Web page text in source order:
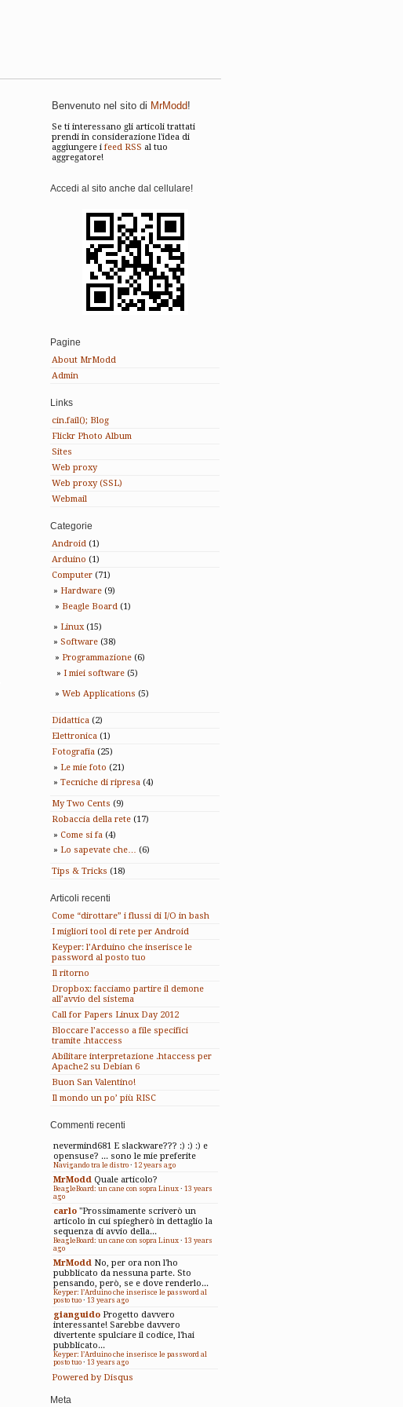
Benvenuto nel sito di MrModd!
Se ti interessano gli articoli trattati
prendi in considerazione l'idea di
aggiungere i feed RSS al tuo
aggregatore!
Accedi al sito anche dal cellulare!
Pagine
About MrModd
Admin
Links
cin.fail(); Blog
Flickr Photo Album
Sites
Web proxy
Web proxy (SSL)
Webmail
Categorie
Android (1)
Arduino (1)
Computer (71)
Hardware (9)
Beagle Board (1)
Linux(15)
Software (38)
Programmazione (6)
I miei software (5)
Web Applications (5)
Didattica (2)
Elettronica (1)
Fotografia (25)
Le mie foto (21)
Tecniche di ripresa (4)
My Two Cents (9)
Robaccia della rete (17)
Come si fa (4)
Lo sapevate che… (6)
Tips & Tricks (18)
Articoli recenti
Come “dirottare” i flussi di I/O in bash
I migliori tool di rete per Android
Keyper: l’Arduino che inserisce le
password al posto tuo
Il ritorno
Dropbox: facciamo partire il demone
all’avvio del sistema
Call for Papers Linux Day 2012
Bloccare l’accesso a file specifici
tramite .htaccess
Abilitare interpretazione .htaccess per
Apache2 su Debian 6
Buon San Valentino!
Il mondo un po’ più RISC
Commenti recenti
nevermind681 E slackware??? :) :) :) e
opensuse? ... sono le mie preferite
Navigando tra le distro · 12 years ago
MrModd Quale articolo?
BeagleBoard: un cane con sopra Linux · 13 years
ago
carlo "Prossimamente scriverò un
articolo in cui spiegherò in dettaglio la
sequenza di avvio della...
BeagleBoard: un cane con sopra Linux · 13 years
ago
MrModd No, per ora non l'ho
pubblicato da nessuna parte. Sto
pensando, però, se e dove renderlo...
Keyper: l’Arduino che inserisce le password al
posto tuo · 13 years ago
gianguido Progetto davvero
interessante! Sarebbe davvero
divertente spulciare il codice, l'hai
pubblicato...
Keyper: l’Arduino che inserisce le password al
posto tuo · 13 years ago
Powered by Disqus
Meta